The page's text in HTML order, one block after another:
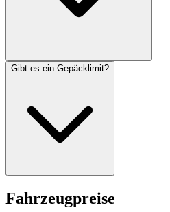
Gibt es ein Gepäcklimit?
Fahrzeugpreise